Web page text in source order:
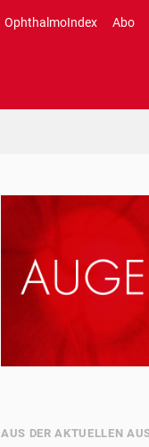
OphthalmoIndex Abo
AUS DER AKTUELLEN